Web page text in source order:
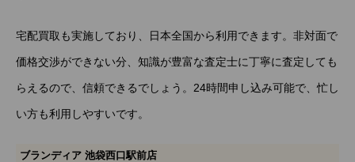
宅配買取も実施しており、日本全国から利用できます。非対面で
価格交渉ができない分、知識が豊富な査定士に丁寧に査定しても
らえるので、信頼できるでしょう。24時間申し込み可能で、忙し
い方も利用しやすいです。
ブランディア 池袋西口駅前店